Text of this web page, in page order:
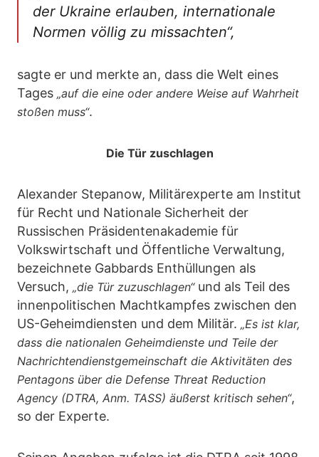
der Ukraine erlauben, internationale
Normen völlig zu missachten“,
sagte er und merkte an, dass die Welt eines
Tages „auf die eine oder andere Weise auf Wahrheit
stoßen muss“.
Die Tür zuschlagen
Alexander Stepanow, Militärexperte am Institut
für Recht und Nationale Sicherheit der
Russischen Präsidentenakademie für
Volkswirtschaft und Öffentliche Verwaltung,
bezeichnete Gabbards Enthüllungen als
Versuch, „die Tür zuzuschlagen“und als Teil des
innenpolitischen Machtkampfes zwischen den
US-Geheimdiensten und dem Militär. „Es ist klar,
dass die nationalen Geheimdienste und Teile der
Nachrichtendienstgemeinschaft die Aktivitäten des
Pentagons über die Defense Threat Reduction
Agency (DTRA, Anm. TASS) äußerst kritisch sehen“,
so der Experte.